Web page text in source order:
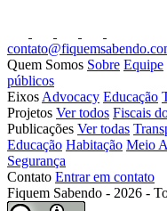
Quem Somos Sobre Equipe
públicos
EixosAdvocacy Educação
Projetos Ver todos Fiscais
Publicações Ver todas
Educação Habitação Meio
Segurança
Contato Entrar em contato
Fiquem Sabendo - 2026 -